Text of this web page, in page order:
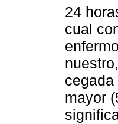
24
cual
mayor